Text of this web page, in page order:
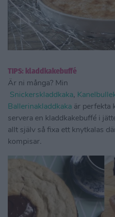
TIPS: kladdkakebuffé
Är ni många? Min
Snickerskladdkaka,
Ballerinakladdkaka är perfekta
servera en kladdkakebuffé i
allt själv så fixa ett knytkalas
kompisar.